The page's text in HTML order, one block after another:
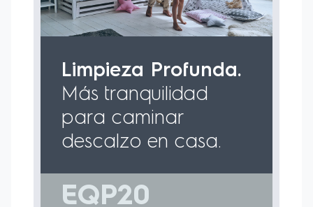
-Regulador de potenciaMáxima eficiencia en la
limpieza con ahorro de energía. Ajusta la potencia
para cada tipo de superficie a aspirar.
-Indicador de cambio de bolsa desechable
Dispositivo que cambia de color, informando cuando
la bolsa recolectora de polvo debe ser
reemplazada, manteniendo el máximo de poder de
succión y la eficiencia de la aspirador.
autonomía, aspira más áreas con menos cambios de
tomacorrientes.